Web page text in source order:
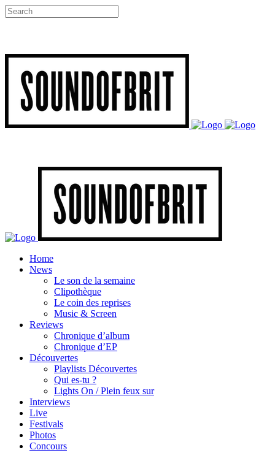
Home
News
Le son de la semaine
Clipothèque
Le coin des reprises
Music & Screen
Reviews
Chronique d’album
Chronique d’EP
Découvertes
Playlists Découvertes
Qui es-tu ?
Lights On / Plein feux sur
Interviews
Live
Festivals
Photos
Concours